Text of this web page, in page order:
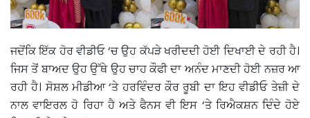
ਜਦੋਂਕਿ ਇੱਕ ਹੋਰ ਵੀਡੀਓ ‘ਚ ਉਹ ਕੱਪੜੇ ਖਰੀਦਦੀ ਹੋਈ ਦਿਖਾਈ ਦੇ ਰਹੀ ਹੈ।
ਜਿਸ ਤੋਂ ਬਾਅਦ ਉਹ ਉੱਥੇ ਉਹ ਚਾਹ ਕੌਫੀ ਦਾ ਅਨੰਦ ਮਾਣਦੀ ਹੋਈ ਨਜ਼ਰ ਆ
ਰਹੀ ਹੈ। ਸੋਸ਼ਲ ਮੀਡੀਆ ‘ਤੇ ਹਰਵਿੰਦਰ ਕੌਰ ਰੂਬੀ ਦਾ ਇਹ ਵੀਡੀਓ ਤੇਜ਼ੀ ਦੇ
ਨਾਲ ਵਾਇਰਲ ਹੋ ਰਿਹਾ ਹੈ ਅਤੇ ਫੈਨਸ ਵੀ ਇਸ ‘ਤੇ ਰਿਐਕਸ਼ਨ ਦਿੰਦੇ ਹੋਏ